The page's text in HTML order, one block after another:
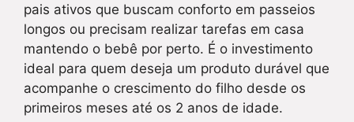
pais ativos que buscam conforto em passeios
longos ou precisam realizar tarefas em casa
mantendo o bebê por perto. É o investimento
ideal para quem deseja um produto durável que
acompanhe o crescimento do filho desde os
primeiros meses até os 2 anos de idade.